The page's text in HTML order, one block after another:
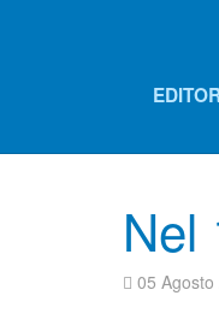
Nel
05 Agosto